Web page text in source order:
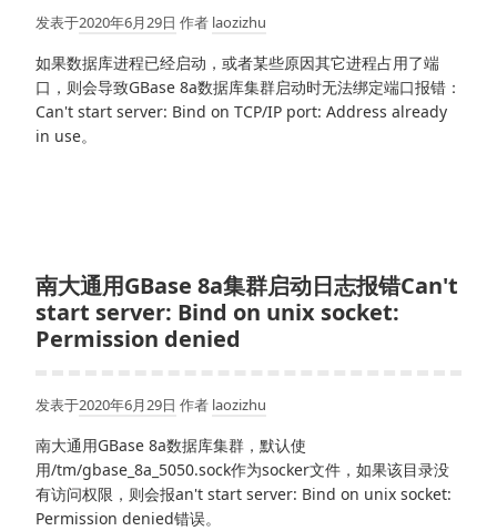
发表于2020年6月29日 作者 laozizhu
如果数据库进程已经启动，或者某些原因其它进程占用了端
口，则会导致GBase 8a数据库集群启动时无法绑定端口报错：
Can't start server: Bind on TCP/IP port: Address already
in use。
南大通用GBase 8a集群启动日志报错Can't
start server: Bind on unix socket:
Permission denied
发表于2020年6月29日 作者 laozizhu
南大通用GBase 8a数据库集群，默认使
用/tm/gbase_8a_5050.sock作为socker文件，如果该目录没
有访问权限，则会报an't start server: Bind on unix socket:
Permission denied错误。